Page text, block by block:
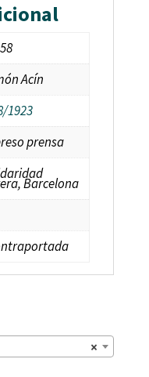
Acín
1923
prensa
Barcelona
×